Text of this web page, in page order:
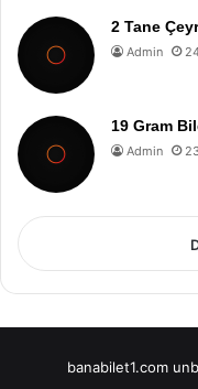
2 Tane
Admin
19 Gram
Admin
banabilet1.com